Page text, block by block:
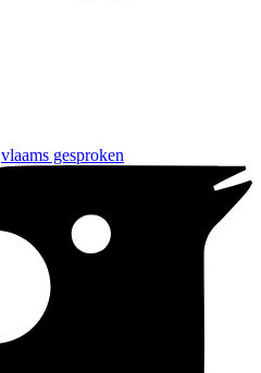
vlaams gesproken